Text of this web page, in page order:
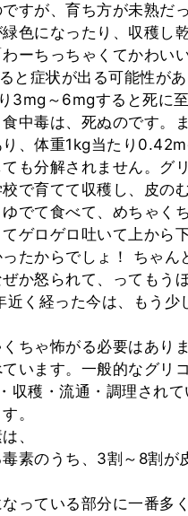
すが、育ち方が未熟だ
色になったり、収穫し
ーちっちゃくてかわい
と症状が出る可能性が
3mg～6mgすると死に
中毒は、死ぬのです。
、体重1kg当たり
も分解されません。グ
で育てて収穫し、皮の
でて食べて、めちゃく
ゲロゲロ吐いて上から
たからでしょ！ ちゃ
か怒られて、ってもう
く経った今は、もう少
ちゃ怖がる必要はあり
います。一般的なグリ
収穫・流通・調理され
。
、
素のうち、3割～8割
っている部分に一番多